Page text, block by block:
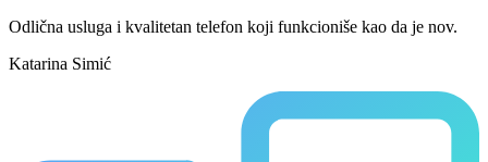
Odlična usluga i kvalitetan telefon koji funkcioniše kao da je nov.
Katarina Simić